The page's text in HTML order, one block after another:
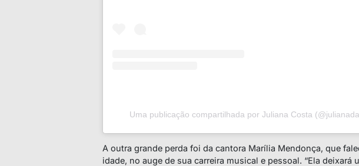
Uma publicação compartilhada por Juliana Costa
A outra grande perda foi da cantora Marília Mendonça, que
idade, no auge de sua carreira musical e pessoal. “Ela deixará